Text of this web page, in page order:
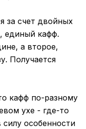
за счет двойных
единый кафф.
а второе,
Получается
кафф по-разному
ухе - где-то
силу особенности